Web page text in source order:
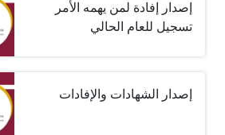
إصدار إفادة لمن يهمه الأمر
تسجيل للعام الحالي
إصدار الشهادات والإفادات